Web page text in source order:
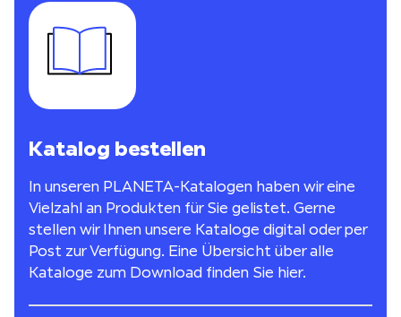
Katalog bestellen
In unseren PLANETA-Katalogen haben wir eine
Vielzahl an Produkten für Sie gelistet. Gerne
stellen wir Ihnen unsere Kataloge digital oder per
Post zur Verfügung. Eine Übersicht über alle
Kataloge zum Download finden Sie hier.